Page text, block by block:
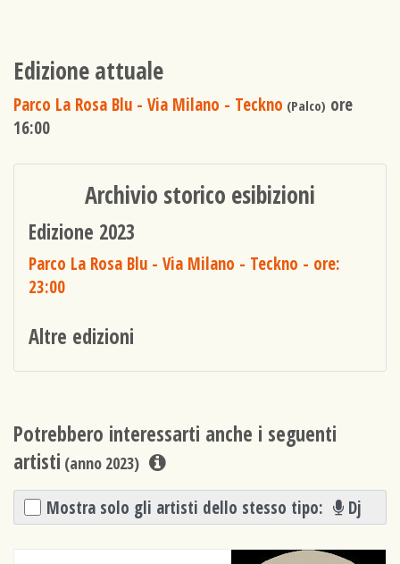
Edizione attuale
Parco La Rosa Blu - Via Milano - Teckno (Palco) ore
16:00
Archivio storico esibizioni
Edizione 2023
Parco La Rosa Blu - Via Milano - Teckno - ore:
23:00
Altre edizioni
Potrebbero interessarti anche i seguenti
artisti (anno 2023)
Mostra solo gli artisti dello stesso tipo: Dj